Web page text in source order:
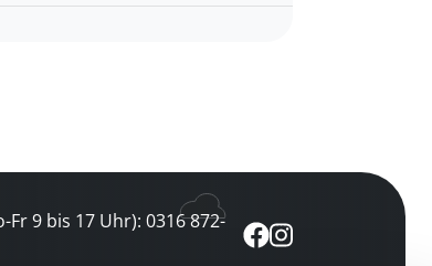
Fr 9 bis 17 Uhr): 0316 872-